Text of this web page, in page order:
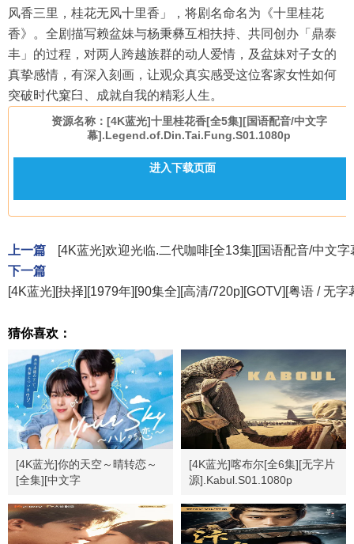
风香三里，桂花无风十里香」，将剧名命名为《十里桂花
香》。全剧描写赖盆妹与杨秉彝互相扶持、共同创办「鼎泰
丰」的过程，对两人跨越族群的动人爱情，及盆妹对子女的
真挚感情，有深入刻画，让观众真实感受这位客家女性如何
突破时代窠臼、成就自我的精彩人生。
资源名称：[4K蓝光]十里桂花香[全5集][国语配音/中文字
幕].Legend.of.Din.Tai.Fung.S01.1080p
进入下载页面
上一篇
[4K蓝光]欢迎光临.二代咖啡[全13集][国语配音/中文字
下一篇
[4K蓝光][抉择][1979年][90集全][高清/720p][GOTV][粤语 / 无
猜你喜欢：
[4K蓝光]你的天空～晴转恋～
[全集][中文字
[4K蓝光]喀布尔[全6集][无字片
源].Kabul.S01.1080p